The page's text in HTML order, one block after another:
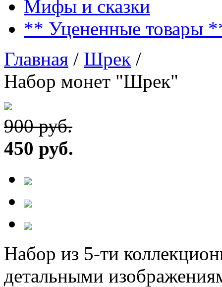
Мифы и сказки
** Уцененные товары
Главная / Шрек /
Набор монет "Шрек"
900 руб.
450 руб.
Набор из 5-ти
детальными